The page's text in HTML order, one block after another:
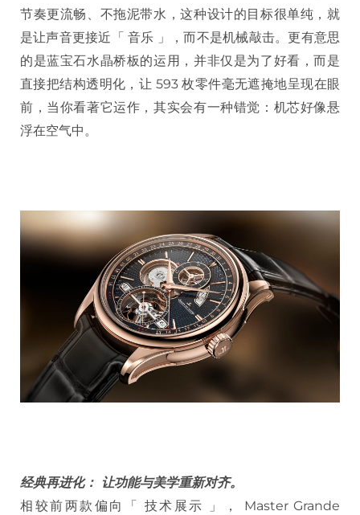
节奏更流畅、不拖泥带水，这种设计的目标很单纯，就
是让声音更接近「 音乐 」，而不是机械敲击。更有意思
的是蓝宝石水晶桥板的运用，并非仅是为了好看，而是
直接把结构透明化，让 593 枚零件毫无遮掩地呈现在眼
前，当你看著它运作，其实会有一种错觉：机芯好像悬
浮在空气中。
经典再进化： 让功能与美学重新对齐。
相较前两款偏向「 技术展示 」， Master Grande